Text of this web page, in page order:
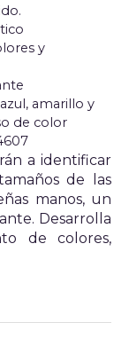
y
amarillo y
de color
a identificar
de las
manos, un
Desarrolla
de colores,